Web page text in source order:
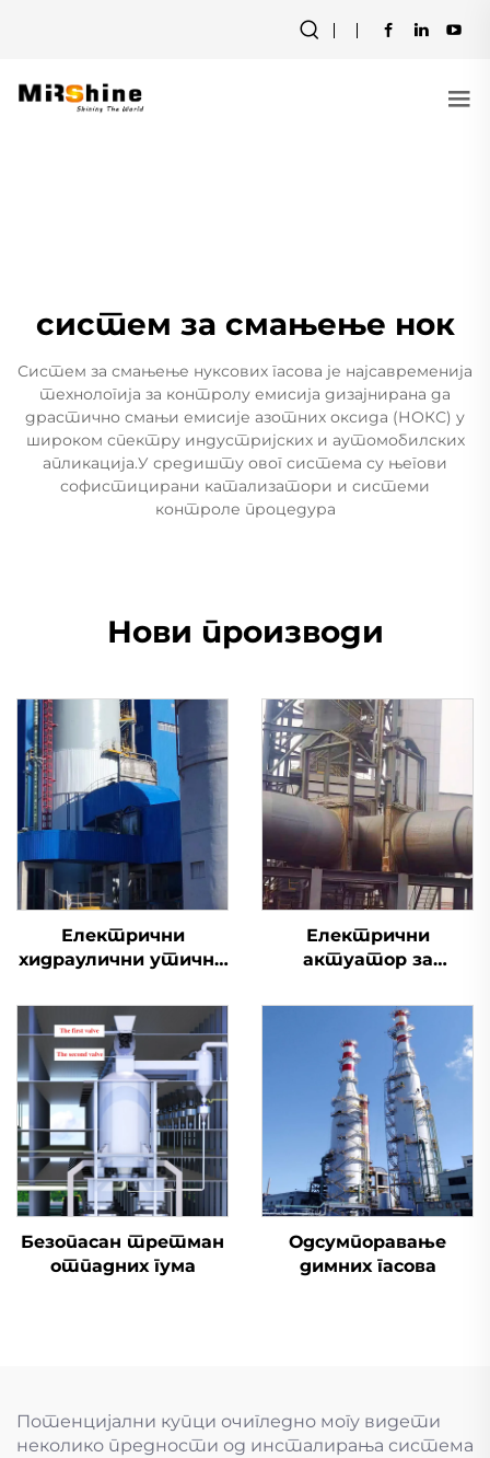
систем за смањење нок
Систем за смањење нуксових гасова је најсавременија
технологија за контролу емисија дизајнирана да
драстично смањи емисије азотних оксида (НОКС) у
широком спектру индустријских и аутомобилских
апликација.У средишту овог система су његови
софистицирани катализатори и системи
контроле процедура
Нови производи
Електрични
хидраулични утични
Електрични
актуатор за
димоводни вентил
Безопасан третман
отпадних гума
Одсумпоравање
димних гасова
Потенцијални купци очигледно могу видети
неколико предности од инсталирања система